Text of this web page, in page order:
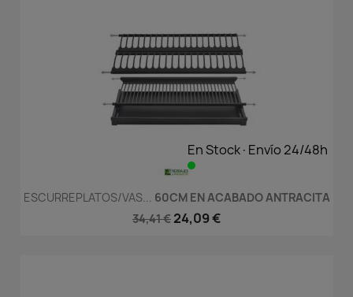
En Stock·Envío 24/48h
ESCURREPLATOS/VAS... 60CM EN ACABADO ANTRACITA
34,41 € 24,09 €